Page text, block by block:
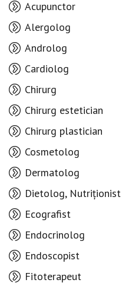
Acupunctor
Alergolog
Androlog
Cardiolog
Chirurg
Chirurg estetician
Chirurg plastician
Cosmetolog
Dermatolog
Dietolog, Nutriționist
Ecografist
Endocrinolog
Endoscopist
Fitoterapeut